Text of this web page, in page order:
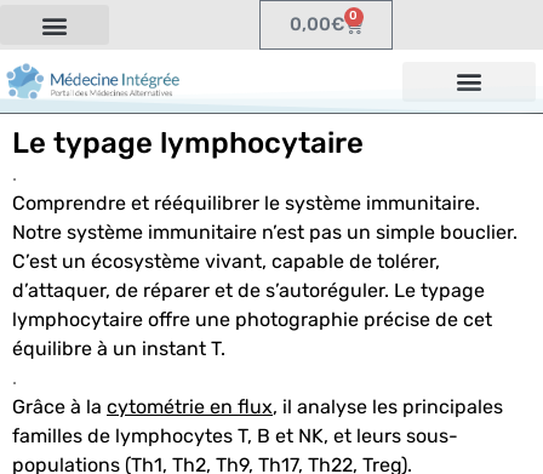
0,00€ 0
Le typage lymphocytaire
.
Comprendre et rééquilibrer le système immunitaire.
Notre système immunitaire n’est pas un simple bouclier.
C’est un écosystème vivant, capable de tolérer,
d’attaquer, de réparer et de s’autoréguler. Le typage
lymphocytaire offre une photographie précise de cet
équilibre à un instant T.
.
Grâce à la cytométrie en flux, il analyse les principales
familles de lymphocytes T, B et NK, et leurs sous-
populations (Th1, Th2, Th9, Th17, Th22, Treg).